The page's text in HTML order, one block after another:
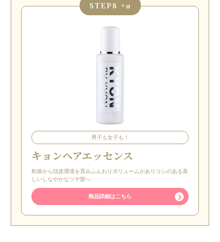
STEP 8 +α
男子も女子も！
キョンヘアエッセンス
乾燥から頭皮環境を育みふんわりボリュームがありコシのある美
しいしなやかなツヤ髪へ
商品詳細はこちら